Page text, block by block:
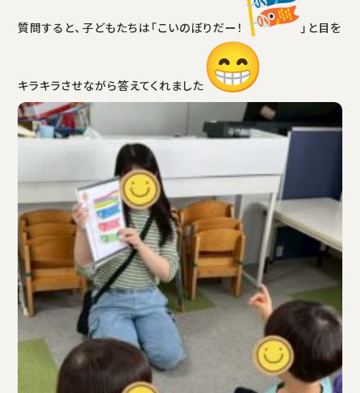
質問すると、子どもたちは「こいのぼりだー！ 」と目を
キラキラさせながら答えてくれました